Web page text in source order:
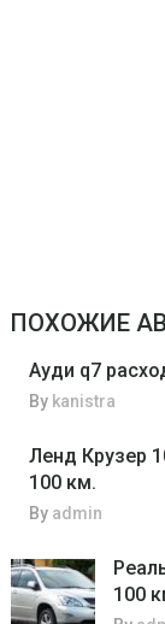
ПОХОЖИЕ
Ауди q7
By kanistra
Ленд Крузер
100 км.
By admin
100